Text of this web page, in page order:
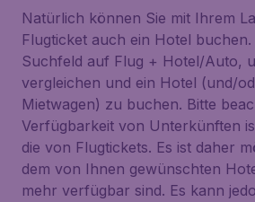
Natürlich können Sie mit Ihrem
Flugticket auch ein Hotel buchen.
Suchfeld auf Flug + Hotel/Auto,
vergleichen und ein Hotel (und/
Mietwagen) zu buchen. Bitte
Verfügbarkeit von Unterkünften
die von Flugtickets. Es ist daher
dem von Ihnen gewünschten
mehr verfügbar sind. Es kann